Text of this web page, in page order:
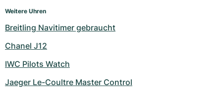
Weitere Uhren
Breitling Navitimer gebraucht
Chanel J12
IWC Pilots Watch
Jaeger Le-Coultre Master Control